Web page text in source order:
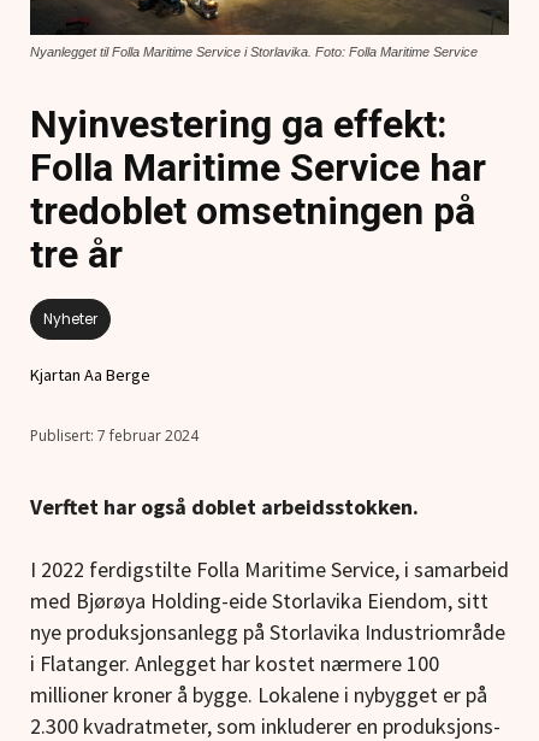
Nyanlegget til Folla Maritime Service i Storlavika. Foto: Folla Maritime Service
Nyinvestering ga effekt:
Folla Maritime Service har
tredoblet omsetningen på
tre år
Nyheter
Kjartan Aa Berge
7 februar 2024
Verftet har også doblet arbeidsstokken.
I 2022 ferdigstilte Folla Maritime Service, i samarbeid
med Bjørøya Holding-eide Storlavika Eiendom, sitt
nye produksjonsanlegg på Storlavika Industriområde
i Flatanger. Anlegget har kostet nærmere 100
millioner kroner å bygge. Lokalene i nybygget er på
2.300 kvadratmeter, som inkluderer en produksjons-